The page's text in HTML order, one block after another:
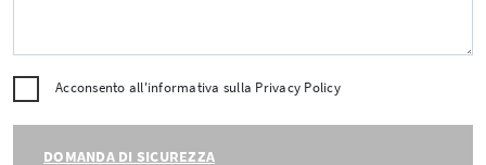
Acconsento all'informativa sulla Privacy Policy
DOMANDA DI SICUREZZA